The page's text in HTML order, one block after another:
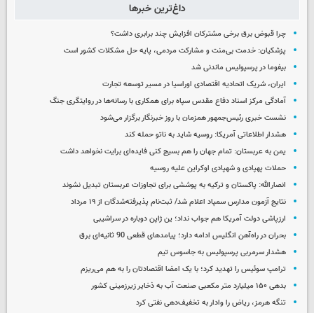
داغ‌ترین خبرها
چرا قبوض برق برخی مشترکان افزایش چند برابری داشت؟
پزشکیان: خدمت بی‌منت و مشارکت مردمی، پایه حل مشکلات کشور است
بیفوما در پرسپولیس ماندنی شد
ایران، شریک اتحادیه اقتصادی اوراسیا در مسیر توسعه تجارت
آمادگی مرکز اسناد دفاع مقدس سپاه برای همکاری با رسانه‌ها در روایتگری جنگ
نشست خبری رئیس‌جمهور همزمان با روز خبرنگار برگزار می‌شود
هشدار اطلاعاتی آمریکا: روسیه شاید به ناتو حمله کند
یمن به عربستان: تمام جهان را هم بسیج کنی فایده‌ای برایت نخواهد داشت
حملات پهپادی و شهپادی اوکراین علیه روسیه
انصارالله: پاکستان و ترکیه به پوششی برای تجاوزات عربستان تبدیل نشوند
نتایج آزمون مدارس سمپاد اعلام شد/ ثبت‌نام پذیرفته‌شدگان از ۱۹ مرداد
ارزپاشی دولت آمریکا هم جواب نداد؛ ین ژاپن دوباره در سراشیبی
بحران در راه‌آهن انگلیس ادامه دارد؛ پیامدهای قطعی 90 ثانیه‌ای برق
هشدار سرمربی پرسپولیس به جاسوس تیم
ترامپ سوئیس را تهدید کرد؛ با یک امضا اقتصادتان را به هم می‌ریزم
بدهی ۱۵۰ میلیارد متر مکعبی صنعت آب به ذخایر زیرزمینی کشور
تنگه هرمز، ریاض را وادار به تخفیف‌دهی نفتی کرد